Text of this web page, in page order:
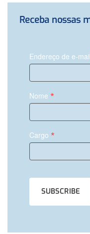
Receba nossas
Endereço de e-mail
Nome *
Cargo *